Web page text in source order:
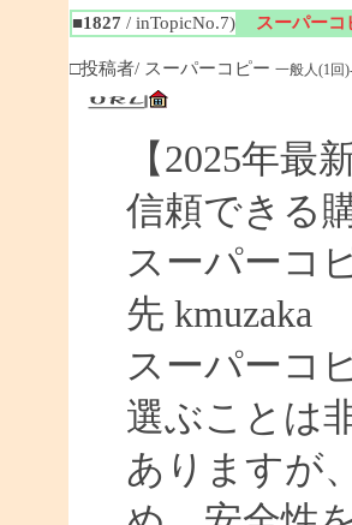
■1827 / inTopicNo.7) スーパーコ
□投稿者/ スーパーコピー 一般人(1回
【2025年
信頼できる
スーパーコ
先 kmuzaka
スーパーコ
選ぶことは
ありますが